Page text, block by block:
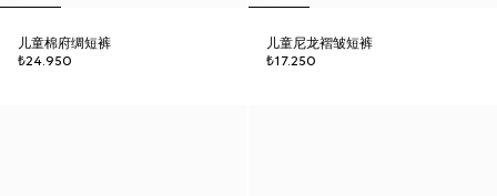
儿童棉府绸短裤
₺24.950
儿童尼龙褶皱短裤
₺17.250